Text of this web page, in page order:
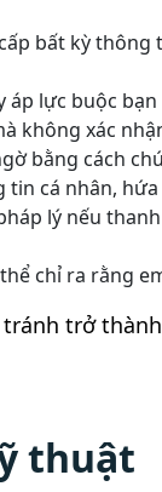
bất kỳ thông
áp lực buộc
không xác
bằng cách
cá nhân,
lý nếu
chỉ ra rằng
trở
thuật